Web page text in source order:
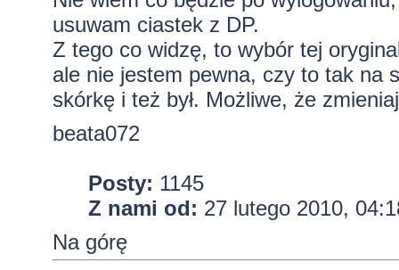
usuwam ciastek z DP.
Z tego co widzę, to wybór tej
ale nie jestem pewna, czy to tak na
skórkę i też był. Możliwe, że
beata072
Posty: 1145
Z nami od: 27 lutego 2010,
Na górę